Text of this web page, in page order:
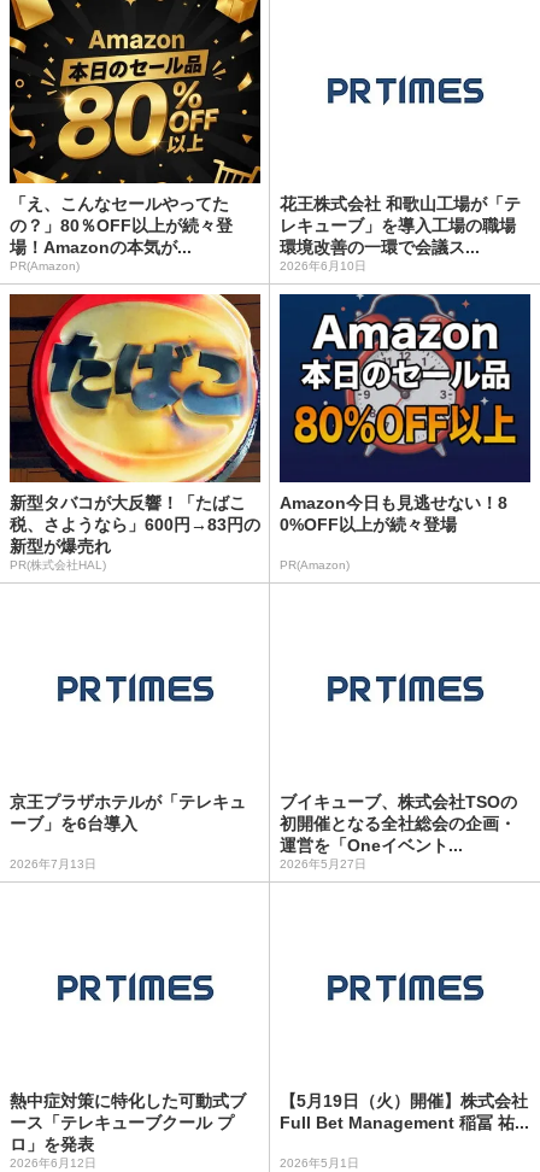
「え、こんなセールやってた
の？」80％OFF以上が続々登
場！Amazonの本気が...
PR(Amazon)
花王株式会社 和歌山工場が「テ
レキューブ」を導入工場の職場
環境改善の一環で会議ス...
2026年6月10日
新型タバコが大反響！「たばこ
税、さようなら」600円→83円の
新型が爆売れ
PR(株式会社HAL)
Amazon今日も見逃せない！8
0%OFF以上が続々登場
PR(Amazon)
京王プラザホテルが「テレキュ
ーブ」を6台導入
2026年7月13日
ブイキューブ、株式会社TSOの
初開催となる全社総会の企画・
運営を「Oneイベント...
2026年5月27日
熱中症対策に特化した可動式ブ
ース「テレキューブクール プ
ロ」を発表
2026年6月12日
【5月19日（火）開催】株式会社
Full Bet Management 稲冨 祐...
2026年5月1日